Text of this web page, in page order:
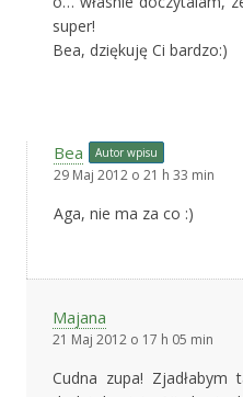
super!
Bea, dziękuję Ci bardzo:)
Bea Autor wpisu
29 Maj 2012 o 21 h 33 min
Aga, nie ma za co :)
Majana
21 Maj 2012 o 17 h 05 min
Cudna zupa!